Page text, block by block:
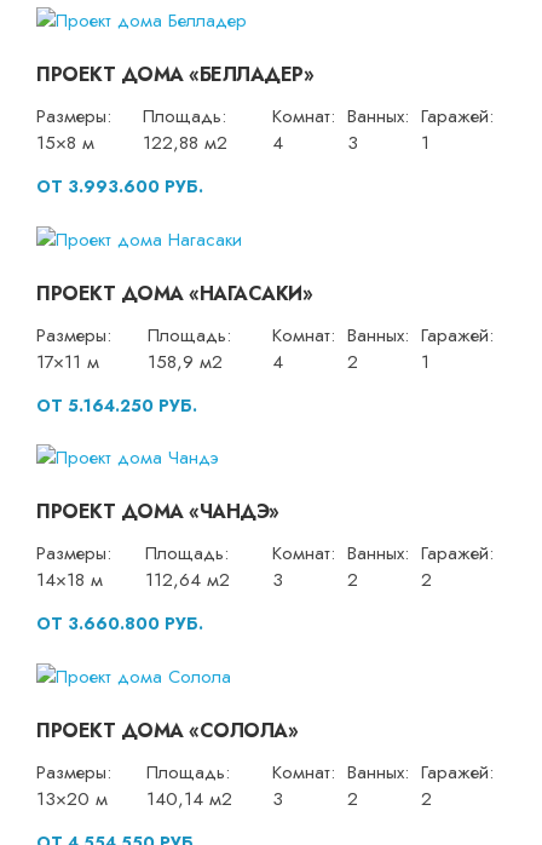
ПРОЕКТ ДОМА «БЕЛЛАДЕР»
Размеры:
15×8 м
Площадь:
122,88 м2
Комнат:
4
Ванных:
3
Гаражей:
1
ОТ 3.993.600 РУБ.
ПРОЕКТ ДОМА «НАГАСАКИ»
Размеры:
17×11 м
Площадь:
158,9 м2
Комнат:
4
Ванных:
2
Гаражей:
1
ОТ 5.164.250 РУБ.
ПРОЕКТ ДОМА «ЧАНДЭ»
Размеры:
14×18 м
Площадь:
112,64 м2
Комнат:
3
Ванных:
2
Гаражей:
2
ОТ 3.660.800 РУБ.
ПРОЕКТ ДОМА «СОЛОЛА»
Размеры:
13×20 м
Площадь:
140,14 м2
Комнат:
3
Ванных:
2
Гаражей:
2